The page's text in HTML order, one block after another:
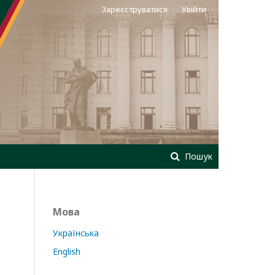
Пошук
Зареєструватися Увійти
Мова
Українська
English